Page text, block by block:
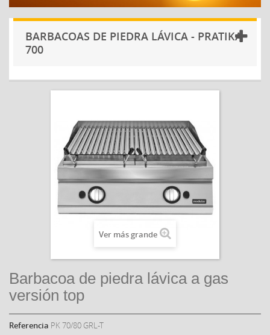
BARBACOAS DE PIEDRA LÁVICA - PRATIKA
700
Ver más grande
Barbacoa de piedra lávica a gas
versión top
Referencia PK 70/80 GRL-T